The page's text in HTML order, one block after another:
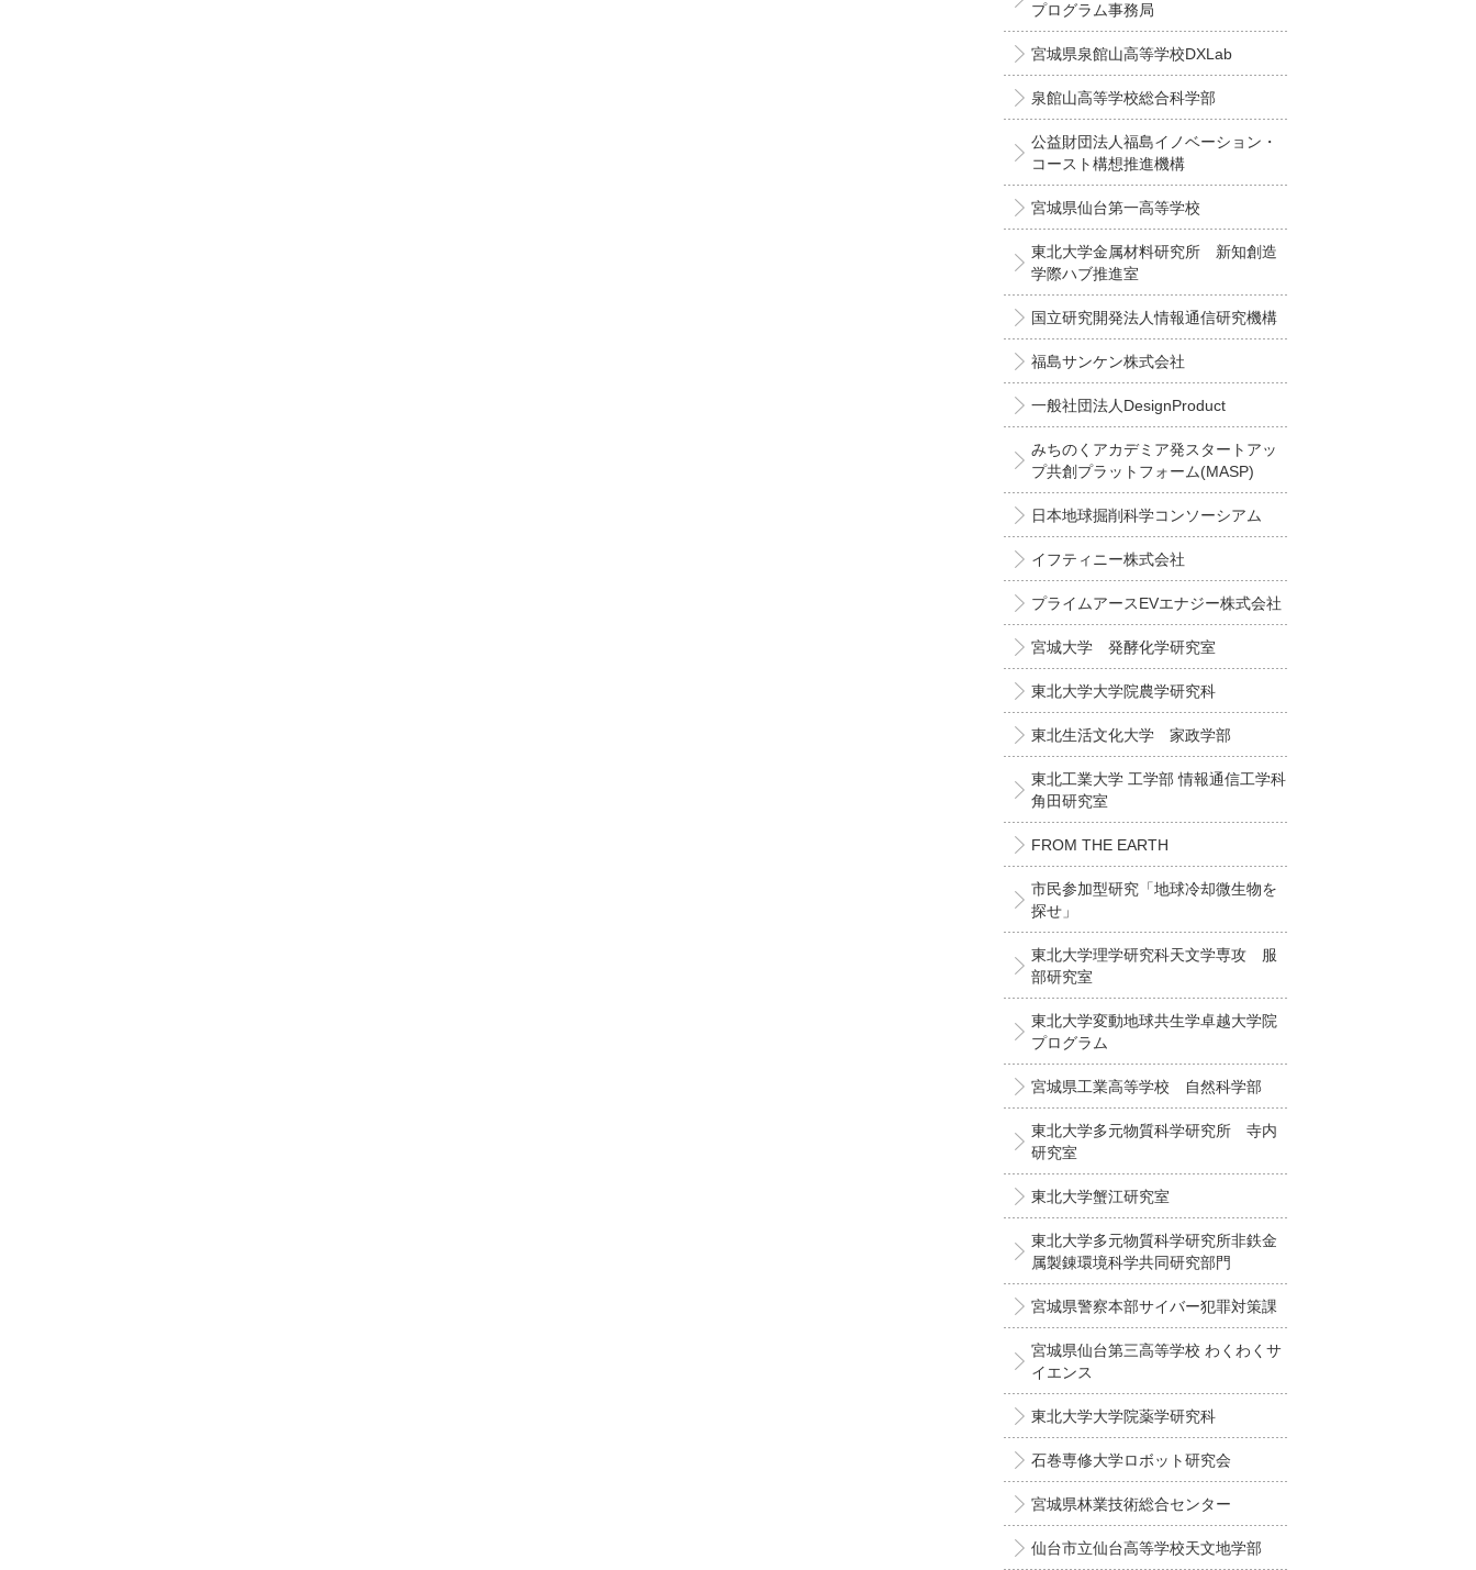
プログラム事務局
宮城県泉館山高等学校DXLab
泉館山高等学校総合科学部
公益財団法人福島イノベーション・
コースト構想推進機構
宮城県仙台第一高等学校
東北大学金属材料研究所 新知創造
学際ハブ推進室
国立研究開発法人情報通信研究機構
福島サンケン株式会社
一般社団法人DesignProduct
みちのくアカデミア発スタートアッ
プ共創プラットフォーム(MASP)
日本地球掘削科学コンソーシアム
イフティニー株式会社
プライムアースEVエナジー株式会社
宮城大学 発酵化学研究室
東北大学大学院農学研究科
東北生活文化大学 家政学部
東北工業大学 工学部 情報通信工学科
角田研究室
FROM THE EARTH
市民参加型研究「地球冷却微生物を
探せ」
東北大学理学研究科天文学専攻 服
部研究室
東北大学変動地球共生学卓越大学院
プログラム
宮城県工業高等学校 自然科学部
東北大学多元物質科学研究所 寺内
研究室
東北大学蟹江研究室
東北大学多元物質科学研究所非鉄金
属製錬環境科学共同研究部門
宮城県警察本部サイバー犯罪対策課
宮城県仙台第三高等学校 わくわくサ
イエンス
東北大学大学院薬学研究科
石巻専修大学ロボット研究会
宮城県林業技術総合センター
仙台市立仙台高等学校天文地学部